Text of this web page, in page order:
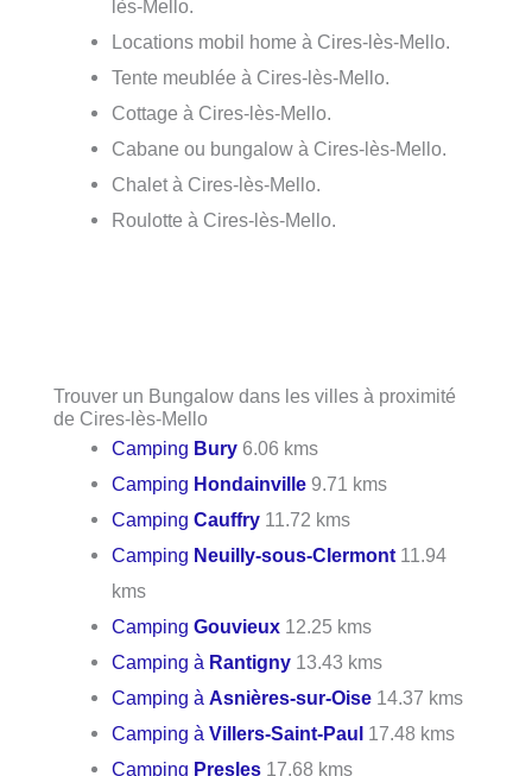
lès-Mello.
Locations mobil home à Cires-lès-Mello.
Tente meublée à Cires-lès-Mello.
Cottage à Cires-lès-Mello.
Cabane ou bungalow à Cires-lès-Mello.
Chalet à Cires-lès-Mello.
Roulotte à Cires-lès-Mello.
Trouver un Bungalow dans les villes à proximité
de Cires-lès-Mello
Camping Bury 6.06 kms
Camping Hondainville 9.71 kms
CampingCauffry 11.72 kms
Camping Neuilly-sous-Clermont 11.94
kms
CampingGouvieux 12.25 kms
Camping à Rantigny 13.43 kms
Camping àAsnières-sur-Oise 14.37 kms
Camping àVillers-Saint-Paul 17.48 kms
Camping Presles 17.68 kms